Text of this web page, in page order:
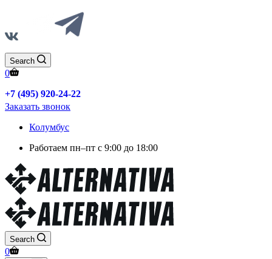
Search
0
+7 (495) 920-24-22
Заказать звонок
Колумбус
Работаем пн–пт с 9:00 до 18:00
Search
0